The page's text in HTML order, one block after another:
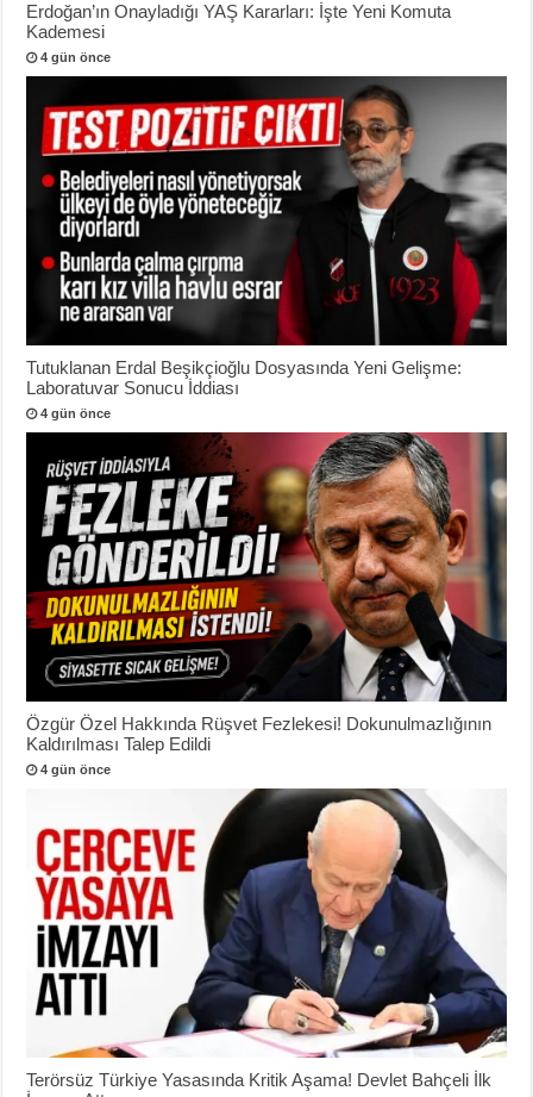
Erdoğan’ın Onayladığı YAŞ Kararları: İşte Yeni Komuta
Kademesi
4 gün önce
Tutuklanan Erdal Beşikçioğlu Dosyasında Yeni Gelişme:
Laboratuvar Sonucu İddiası
4 gün önce
Özgür Özel Hakkında Rüşvet Fezlekesi! Dokunulmazlığının
Kaldırılması Talep Edildi
4 gün önce
Terörsüz Türkiye Yasasında Kritik Aşama! Devlet Bahçeli İlk